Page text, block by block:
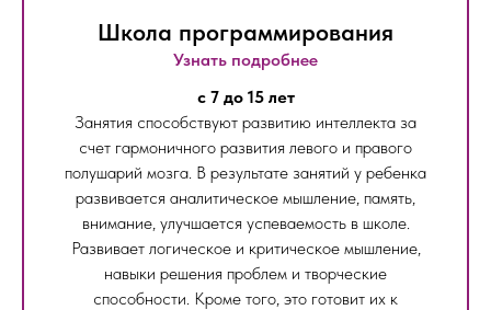
Школа программирования
Узнать подробнее
c 7 до 15 лет
Занятия способствуют развитию интеллекта за
счет гармоничного развития левого и правого
полушарий мозга. В результате занятий у ребенка
развивается аналитическое мышление, память,
внимание, улучшается успеваемость в школе.
Развивает логическое и критическое мышление,
навыки решения проблем и творческие
способности. Кроме того, это готовит их к